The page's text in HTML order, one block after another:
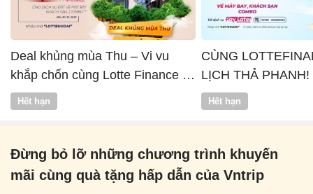
Deal khủng mùa Thu – Vi vu
khắp chốn cùng Lotte Finance x
Vntrip
Hết hạn
CÙNG
LỊCH THẢ PHANH!
Hết hạn
Đừng bỏ lỡ những chương trình khuyến
mãi cùng quà tặng hấp dẫn của Vntrip